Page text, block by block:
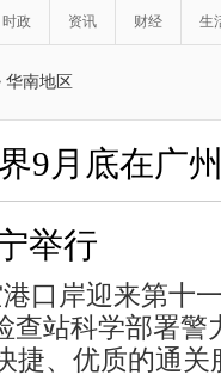
时政 资讯 财经 生
华南地区
9月底在广
举行
口岸迎来第十
查站科学部署警
捷、优质的通